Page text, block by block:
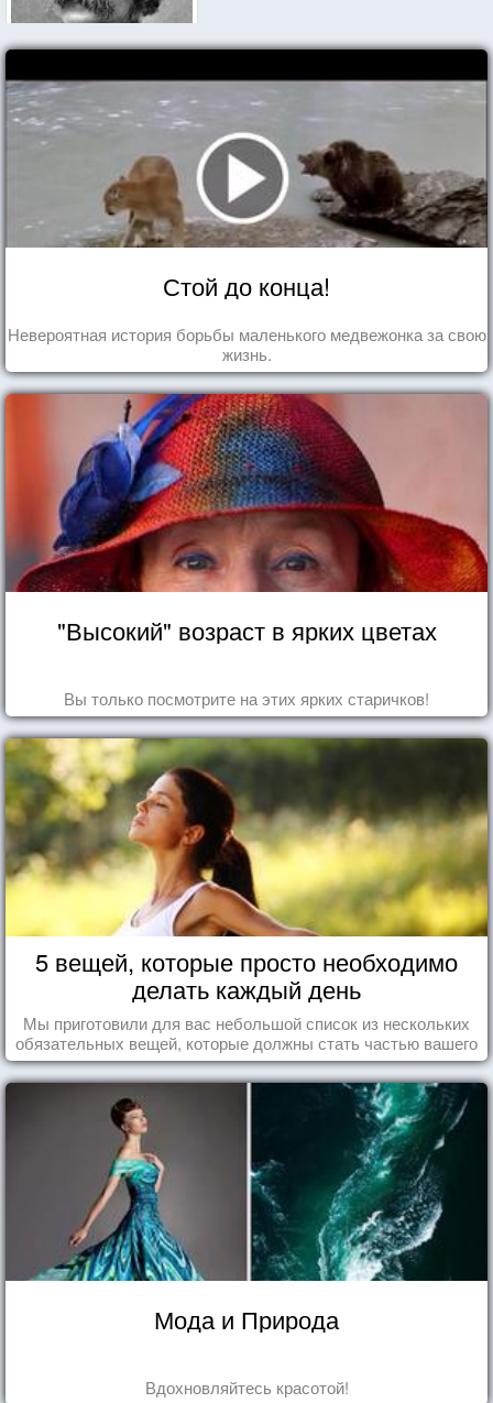
Стой до конца!
Невероятная история борьбы маленького медвежонка за свою
жизнь.
"Высокий" возраст в ярких цветах
Вы только посмотрите на этих ярких старичков!
5 вещей, которые просто необходимо
делать каждый день
Мы приготовили для вас небольшой список из нескольких
обязательных вещей, которые должны стать частью вашего
дня.
Мода и Природа
Вдохновляйтесь красотой!